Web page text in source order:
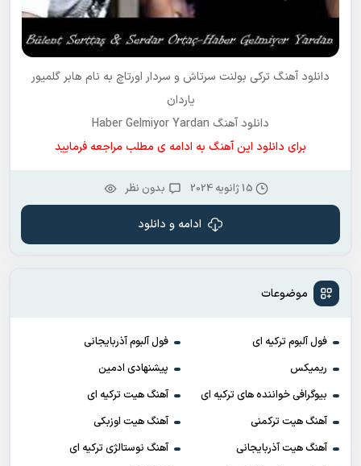
موضوعات
فول آلبوم ترکیه ای
فول آلبوم آذربایجانی
ریمیکس
پیشنهادی ادمین
بیوگرافی خواننده های ترکیه ای
آهنگ هیت ترکیه ای
آهنگ هیت ترکمنی
آهنگ هیت اوزبکی
آهنگ هیت آذربایجانی
آهنگ نوستالژی ترکیه ای
دانلود آهنگ ترکی بولنت سرتاش و سردار اورتاچ به نام هابر گلمیور
یاردان
دانلود آهنگ Haber Gelmiyor Yardan
برای دانلود این آهنگ به ادامه ی مطلب مراجعه فرمایید
15 ژانویه 2024 بدون نظر
ادامه و دانلود